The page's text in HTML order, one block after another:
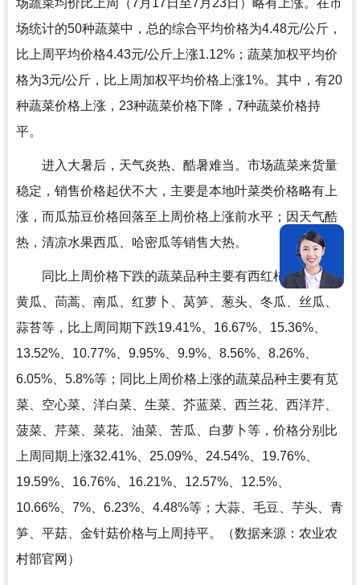
场蔬菜均价比上周（7月17日至7月23日）略有上涨。在市
场统计的50种蔬菜中，总的综合平均价格为4.48元/公斤，
比上周平均价格4.43元/公斤上涨1.12%；蔬菜加权平均价
格为3元/公斤，比上周加权平均价格上涨1%。其中，有20
种蔬菜价格上涨，23种蔬菜价格下降，7种蔬菜价格持
平。
进入大暑后，天气炎热、酷暑难当。市场蔬菜来货量
稳定，销售价格起伏不大，主要是本地叶菜类价格略有上
涨，而瓜茄豆价格回落至上周价格上涨前水平；因天气酷
热，清凉水果西瓜、哈密瓜等销售大热。
同比上周价格下跌的蔬菜品种主要有西红柿、菜瓜、
黄瓜、茼蒿、南瓜、红萝卜、莴笋、葱头、冬瓜、丝瓜、
蒜苔等，比上周同期下跌19.41%、16.67%、15.36%、
13.52%、10.77%、9.95%、9.9%、8.56%、8.26%、
6.05%、5.8%等；同比上周价格上涨的蔬菜品种主要有苋
菜、空心菜、洋白菜、生菜、芥蓝菜、西兰花、西洋芹、
菠菜、芹菜、菜花、油菜、苦瓜、白萝卜等，价格分别比
上周同期上涨32.41%、25.09%、24.54%、19.76%、
19.59%、16.76%、16.21%、12.57%、12.5%、
10.66%、7%、6.23%、4.48%等；大蒜、毛豆、芋头、青
笋、平菇、金针菇价格与上周持平。（数据来源：农业农
村部官网）